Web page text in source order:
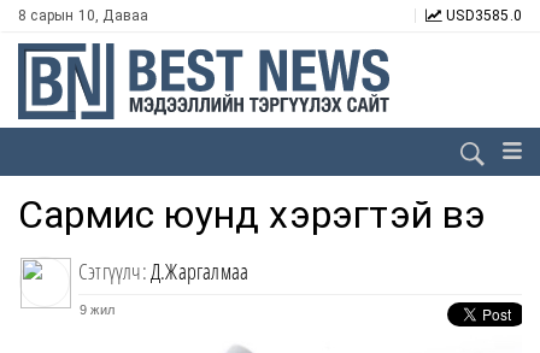
8 сарын 10, Даваа USD3585.0
Сармис юунд хэрэгтэй вэ
Сэтгүүлч:Д.Жаргалмаа
9 жил